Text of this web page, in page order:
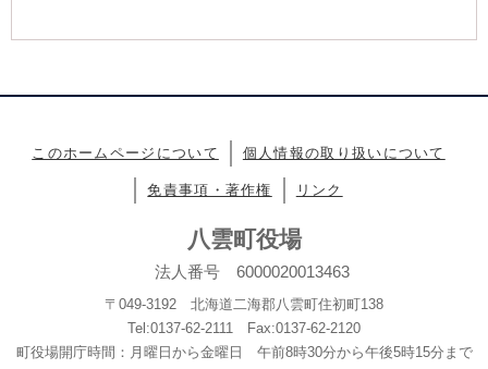
このホームページについて 個人情報の取り扱いについて
免責事項・著作権 リンク
八雲町役場
法人番号 6000020013463
〒049-3192 北海道二海郡八雲町住初町138
Tel:0137-62-2111 Fax:0137-62-2120
町役場開庁時間：月曜日から金曜日 午前8時30分から午後5時15分まで